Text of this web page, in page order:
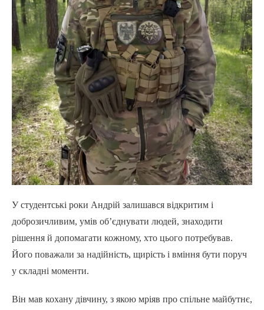
У студентські роки Андрій залишався відкритим і
доброзичливим, умів обʼєднувати людей, знаходити
рішення й допомагати кожному, хто цього потребував.
Його поважали за надійність, щирість і вміння бути поруч
у складні моменти.
Він мав кохану дівчину, з якою мріяв про спільне майбутнє,